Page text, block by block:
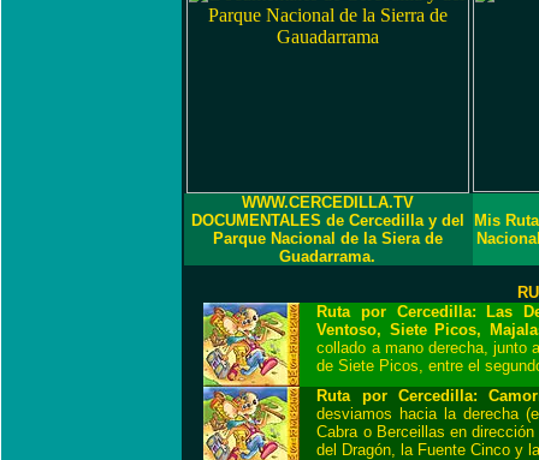
WWW.CERCEDILLA.TV
DOCUMENTALES de Cercedilla y del
Parque Nacional de la Siera de
Guadarrama.
Mis
Ruta por Cercedilla: Las
Ventoso, Siete Picos,
collado a mano derecha, junto
de Siete Picos, entre el
Ruta por Cercedilla:
desviamos hacia la derecha
Cabra o Berceillas en
del Dragón, la Fuente Cinco y